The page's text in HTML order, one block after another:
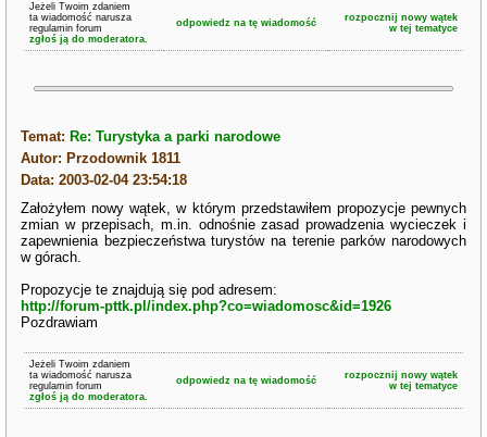
Jeżeli Twoim zdaniem
ta wiadomość narusza
regulamin forum
zgłoś ją do moderatora.
odpowiedz na tę wiadomość
rozpocznij nowy wątek
w tej tematyce
Temat: Re: Turystyka a parki narodowe
Autor: Przodownik 1811
Data: 2003-02-04 23:54:18
Założyłem nowy wątek, w którym przedstawiłem propozycje pewnych
zmian w przepisach, m.in. odnośnie zasad prowadzenia wycieczek i
zapewnienia bezpieczeństwa turystów na terenie parków narodowych
w górach.
Propozycje te znajdują się pod adresem:
http://forum-pttk.pl/index.php?co=wiadomosc&id=1926
Pozdrawiam
Jeżeli Twoim zdaniem
ta wiadomość narusza
regulamin forum
zgłoś ją do moderatora.
odpowiedz na tę wiadomość
rozpocznij nowy wątek
w tej tematyce